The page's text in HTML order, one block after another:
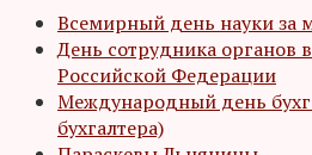
Всемирный день науки за
День сотрудника органов
Российской Федерации
Международный день
бухгалтера)